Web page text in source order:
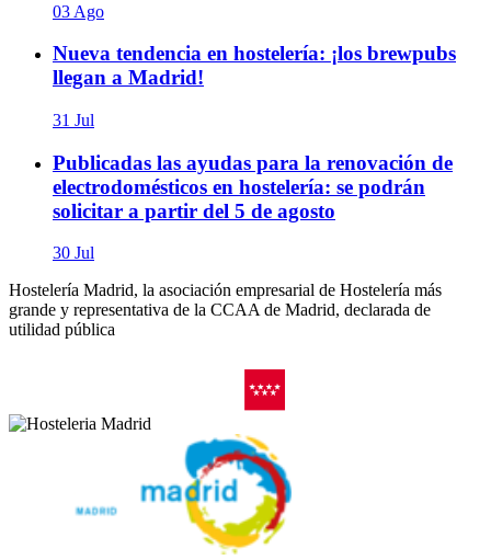
03 Ago
Nueva tendencia en hostelería: ¡los brewpubs
llegan a Madrid!
31 Jul
Publicadas las ayudas para la renovación de
electrodomésticos en hostelería: se podrán
solicitar a partir del 5 de agosto
30 Jul
Hostelería Madrid, la asociación empresarial de Hostelería más
grande y representativa de la CCAA de Madrid, declarada de
utilidad pública